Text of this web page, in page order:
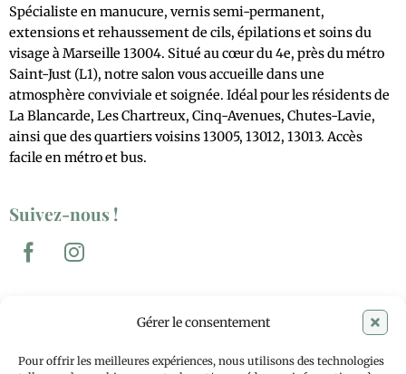
Gérer le consentement
Pour offrir les meilleures expériences, nous utilisons des technologies
Spécialiste en manucure, vernis semi-permanent,
extensions et rehaussement de cils, épilations et soins du
visage à Marseille 13004. Situé au cœur du 4e, près du métro
Saint-Just (L1), notre salon vous accueille dans une
atmosphère conviviale et soignée. Idéal pour les résidents de
La Blancarde, Les Chartreux, Cinq-Avenues, Chutes-Lavie,
ainsi que des quartiers voisins 13005, 13012, 13013. Accès
facile en métro et bus.
Suivez-nous !